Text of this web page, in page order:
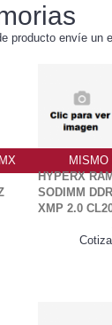
producto envíe un
MISMO
HYPERX
SODIMM
XMP 2.0